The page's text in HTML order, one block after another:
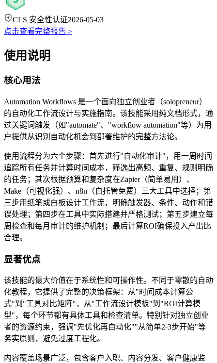
CLS 安全性认证2026-05-03
点击查看完整报告 >
使用说明
核心用法
Automation Workflows 是一个面向独立创业者（solopreneur）
的自动化工作流设计与实施指南。该技能采用纯文档形式，通
过关键词触发（如"automate"、"workflow automation"等）为用
户提供从识别自动化机会到部署维护的完整方法论。
使用流程分为六个步骤：首先进行"自动化审计"，用一周时间
追踪所有任务并计算时间成本，筛选出高频、重复、规则明确
的任务；其次根据预算和复杂度在Zapier（简单易用）、
Make（可视化强）、n8n（自托管免费）三大工具中选择；第
三步用纸笔或白板设计工作流，明确触发器、条件、动作和错
误处理；第四步在工具中实际搭建并严格测试；第五步建立每
周检查和每月审计的维护机制；最后计算ROI确保投入产出比
合理。
显著优点
该技能的最大价值在于系统性和可操作性。不同于零散的自动
化教程，它提供了完整的决策框架：从"时间成本计算公
式"到"工具对比矩阵"，从"工作流设计模板"到"ROI计算模
型"，每个环节都有具体工具和检查清单。特别针对独立创业
者的资源约束，强调"先优化再自动化""从简单2-3步开始"等
务实原则，避免过度工程化。
内容覆盖场景广泛，包含客户入职、内容分发、客户健康监